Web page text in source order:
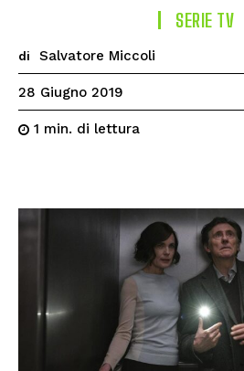
SERIE TV
di Salvatore Miccoli
28 Giugno 2019
1 min. di lettura